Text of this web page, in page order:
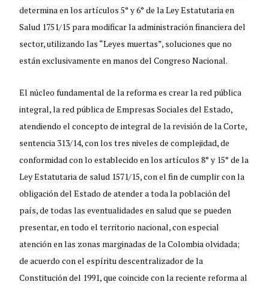
determina en los artículos 5° y 6° de la Ley Estatutaria en
Salud 1751/15 para modificar la administración financiera del
sector, utilizando las “Leyes muertas”, soluciones que no
están exclusivamente en manos del Congreso Nacional.
El núcleo fundamental de la reforma es crear la red pública
integral, la red pública de Empresas Sociales del Estado,
atendiendo el concepto de integral de la revisión de la Corte,
sentencia 313/14, con los tres niveles de complejidad, de
conformidad con lo establecido en los artículos 8° y 15° de la
Ley Estatutaria de salud 1571/15, con el fin de cumplir con la
obligación del Estado de atender a toda la población del
país, de todas las eventualidades en salud que se pueden
presentar, en todo el territorio nacional, con especial
atención en las zonas marginadas de la Colombia olvidada;
de acuerdo con el espíritu descentralizador de la
Constitución del 1991, que coincide con la reciente reforma al